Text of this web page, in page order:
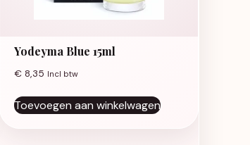
Yodeyma Blue 15ml
€ 8,35 Incl btw
Toevoegen aan winkelwagen